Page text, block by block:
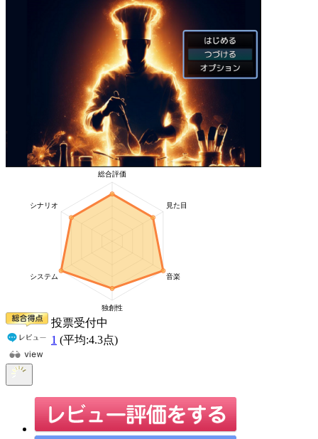
投票受付中
1 (平均:4.3点)